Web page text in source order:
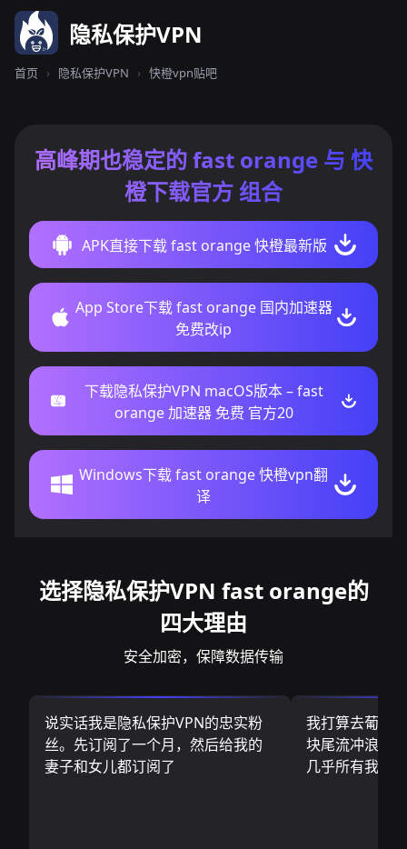
隐私保护VPN
首页 › 隐私保护VPN › 快橙vpn贴吧
高峰期也稳定的 fast orange 与 快
橙下载官方 组合
APK直接下载 fast orange 快橙最新版
App Store下载 fast orange 国内加速器
免费改ip
下载隐私保护VPN macOS版本 – fast
orange 加速器 免费 官方20
Windows下载 fast orange 快橙vpn翻
译
选择隐私保护VPN fast orange的
四大理由
安全加密，保障数据传输
说实话我是隐私保护VPN的忠实粉
丝。先订阅了一个月，然后给我的
妻子和女儿都订阅了
我打算去葡萄
块尾流冲浪板
几乎所有我需